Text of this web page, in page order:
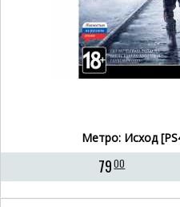
Метро: Исход
7900